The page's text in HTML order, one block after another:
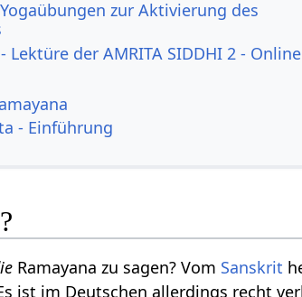
zur Aktivierung des
Lektüre der AMRITA SIDDHI 2 - Online
- Einführung
Ramayana zu sagen? Vom Sanskrit
ist im Deutschen allerdings recht